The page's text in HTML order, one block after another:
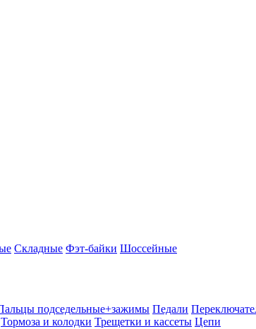
Складные Фэт-байки Шоссейные
подседельные+зажимы Педали
Тормоза и колодки Трещетки и кассеты Цепи